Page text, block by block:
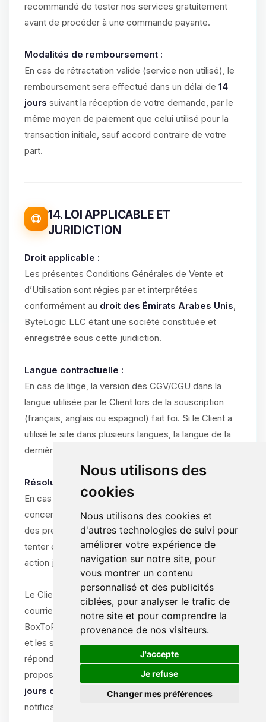
Nous utilisons des
cookies
Nous utilisons des cookies et
d'autres technologies de suivi pour
améliorer votre expérience de
navigation sur notre site, pour
vous montrer un contenu
personnalisé et des publicités
ciblées, pour analyser le trafic de
notre site et pour comprendre la
provenance de nos visiteurs.
J'accepte
Je refuse
Changer mes préférences
recommandé de tester nos services gratuitement
avant de procéder à une commande payante.
Modalités de remboursement :
En cas de rétractation valide (service non utilisé), le
remboursement sera effectué dans un délai de 14
jours suivant la réception de votre demande, par le
même moyen de paiement que celui utilisé pour la
transaction initiale, sauf accord contraire de votre
part.
14. LOI APPLICABLE ET
JURIDICTION
Droit applicable :
Les présentes Conditions Générales de Vente et
d’Utilisation sont régies par et interprétées
conformément au droit des Émirats Arabes Unis,
ByteLogic LLC étant une société constituée et
enregistrée sous cette juridiction.
Langue contractuelle :
En cas de litige, la version des CGV/CGU dans la
langue utilisée par le Client lors de la souscription
(français, anglais ou espagnol) fait foi. Si le Client a
utilisé le site dans plusieurs langues, la langue de la
dernière commande validée prévaut.
Résolution amiable obligatoire :
En cas de différend entre le Client et ByteLogic
concernant l’interprétation, l’exécution ou la résiliation
des présentes CGV/CGU, les parties s’engagent à
tenter de résoudre le litige à l’amiable avant toute
action judiciaire.
Le Client doit notifier le litige par écrit (e-mail ou
courrier recommandé) au support de
BoxToPlay.com, en décrivant la nature du différend
et les solutions souhaitées. ByteLogic s’engage à
répondre dans un délai de
15 jours ouvrables
proposer une solution amiable dans un délai de
jours calendaires
à compter de la réception de la
notification.
🍪